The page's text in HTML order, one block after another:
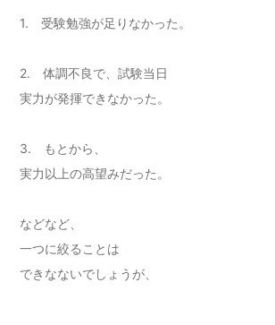
1. 受験勉強が足りなかった。
2. 体調不良で、試験当日
実力が発揮できなかった。
3. もとから、
実力以上の高望みだった。
などなど、
一つに絞ることは
できなないでしょうが、